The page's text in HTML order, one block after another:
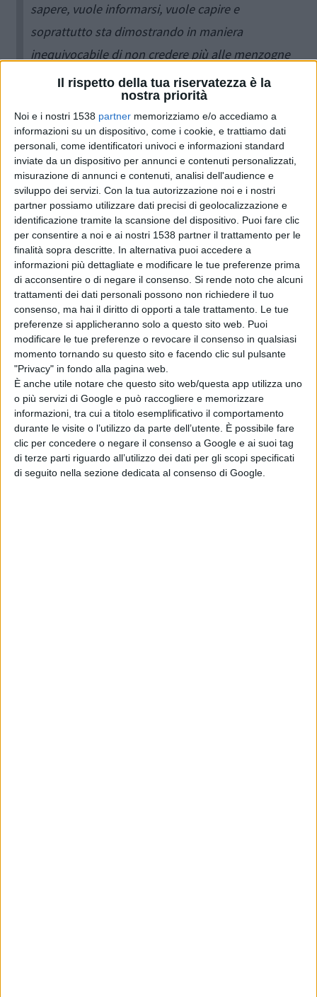
Il rispetto della tua riservatezza è la
nostra priorità
Noi e i nostri 1538 partner memorizziamo e/o accediamo a
informazioni su un dispositivo, come i cookie, e trattiamo dati
personali, come identificatori univoci e informazioni standard
inviate da un dispositivo per annunci e contenuti personalizzati,
misurazione di annunci e contenuti, analisi dell'audience e
sviluppo dei servizi. Con la tua autorizzazione noi e i nostri
partner possiamo utilizzare dati precisi di geolocalizzazione e
identificazione tramite la scansione del dispositivo. Puoi fare clic
per consentire a noi e ai nostri 1538 partner il trattamento per le
finalità sopra descritte. In alternativa puoi accedere a
informazioni più dettagliate e modificare le tue preferenze prima
di acconsentire o di negare il consenso. Si rende noto che alcuni
trattamenti dei dati personali possono non richiedere il tuo
consenso, ma hai il diritto di opporti a tale trattamento. Le tue
preferenze si applicheranno solo a questo sito web. Puoi
modificare le tue preferenze o revocare il consenso in qualsiasi
momento tornando su questo sito e facendo clic sul pulsante
"Privacy" in fondo alla pagina web.
È anche utile notare che questo sito web/questa app utilizza uno
o più servizi di Google e può raccogliere e memorizzare
informazioni, tra cui a titolo esemplificativo il comportamento
durante le visite o l’utilizzo da parte dell’utente. È possibile fare
clic per concedere o negare il consenso a Google e ai suoi tag
di terze parti riguardo all’utilizzo dei dati per gli scopi specificati
di seguito nella sezione dedicata al consenso di Google.
sapere, vuole informarsi, vuole capire e
soprattutto sta dimostrando in maniera
inequivocabile di non credere più alle menzogne
del Governo Renzi. Una cosa è chiara –ha detto
il Capogruppo Fi Sospiri -: quell’iniziativa
referendaria sarà deleteria per il sistema
democratico del paese stesso. Noi non siamo
contro la riforma, l’avevamo proposta nel 2006 e
con un analogo referendum ci è stata bocciata.
Noi chiedevamo veramente la riduzione dei
Parlamentari di Camera e Senato del 20 per
cento, l’elezione diretta del Presidente della
Repubblica e una Repubblica equilibrata. Renzi
propone invece un Parlamento con due Camere,
dunque non è vero che taglierà il Senato come
continua a voler far credere, piuttosto il Senato
sarà trasformato in un Ente di secondo livello,
senza ridurne i costi, e tagliando però la
possibilità degli italiani di eleggere i Senatori
che, se passasse la riforma-Renzi, verranno eletti
dai Consigli regionali e dai sindaci, ovvero